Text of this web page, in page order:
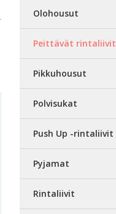
Olohousut
Peittävät rintaliivit
Pikkuhousut
Polvisukat
Push Up -rintaliivit
Pyjamat
Rintaliivit